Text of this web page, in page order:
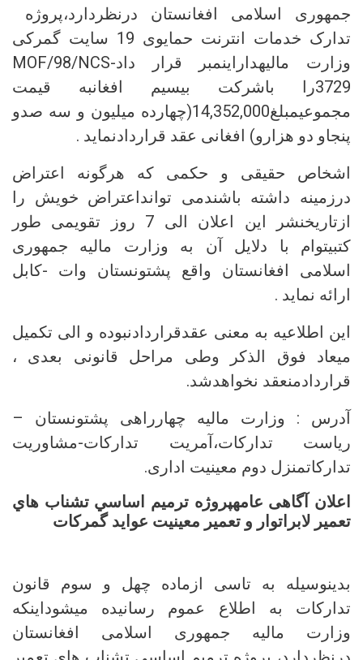
جمهوری اسلامی افغانستان درنظردارد،پروژه
تدارک خدمات انترنت حمایوی 19 سایت گمرکی
وزارت مالیهداراینمبر قرار دادMOF/98/NCS-
3729را باشرکت بیسیم افغانبه قیمت
مجموعیمبلغ14,352,000(چهارده میلیون و سه صدو
پنجاو دو هزارو) افغانی عقد قراردادنماید .
اشخاص حقیقی و حکمی که هرگونه اعتراض
درزمینه داشته باشندمی توانداعتراض خویش را
ازتاریخنشر این اعلان الی 7 روز تقویمی طور
کتبیتوام با دلایل آن به وزارت مالیه جمهوری
اسلامی افغانستان واقع پشتونستان وات -کابل
ارائه نماید .
این اطلاعیه به معنی عقدقراردادنبوده و الی تکمیل
میعاد فوق الذکر وطی مراحل قانونی بعدی ،
قراردادمنعقد نخواهدشد.
آدرس : وزارت مالیه چهارراهی پشتونستان –
ریاست تدارکات،آمریت تدارکات-مشاوریت
تدارکاتمنزل دوم معینیت اداری.
اعلان آگاهی عامهپروژه ترميم اساسي تشناب هاي
تعمير لابراتوار و تعمير معينيت عواید گمرکات
بدینوسیله به تاسی ازماده چهل و سوم قانون
تدارکات به اطلاع عموم رسانیده میشوداینکه
وزارت مالیه جمهوری اسلامی افغانستان